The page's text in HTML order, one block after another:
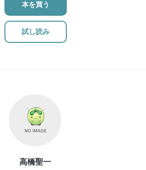
本を買う
試し読み
高橋聖一